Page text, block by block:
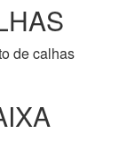
de calhas